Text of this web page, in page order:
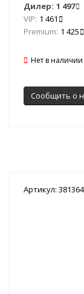
Дилер: 1 497
VIP: 1 461
Premium: 1 425
Нет в наличии
Сообщить о
Артикул: 381364